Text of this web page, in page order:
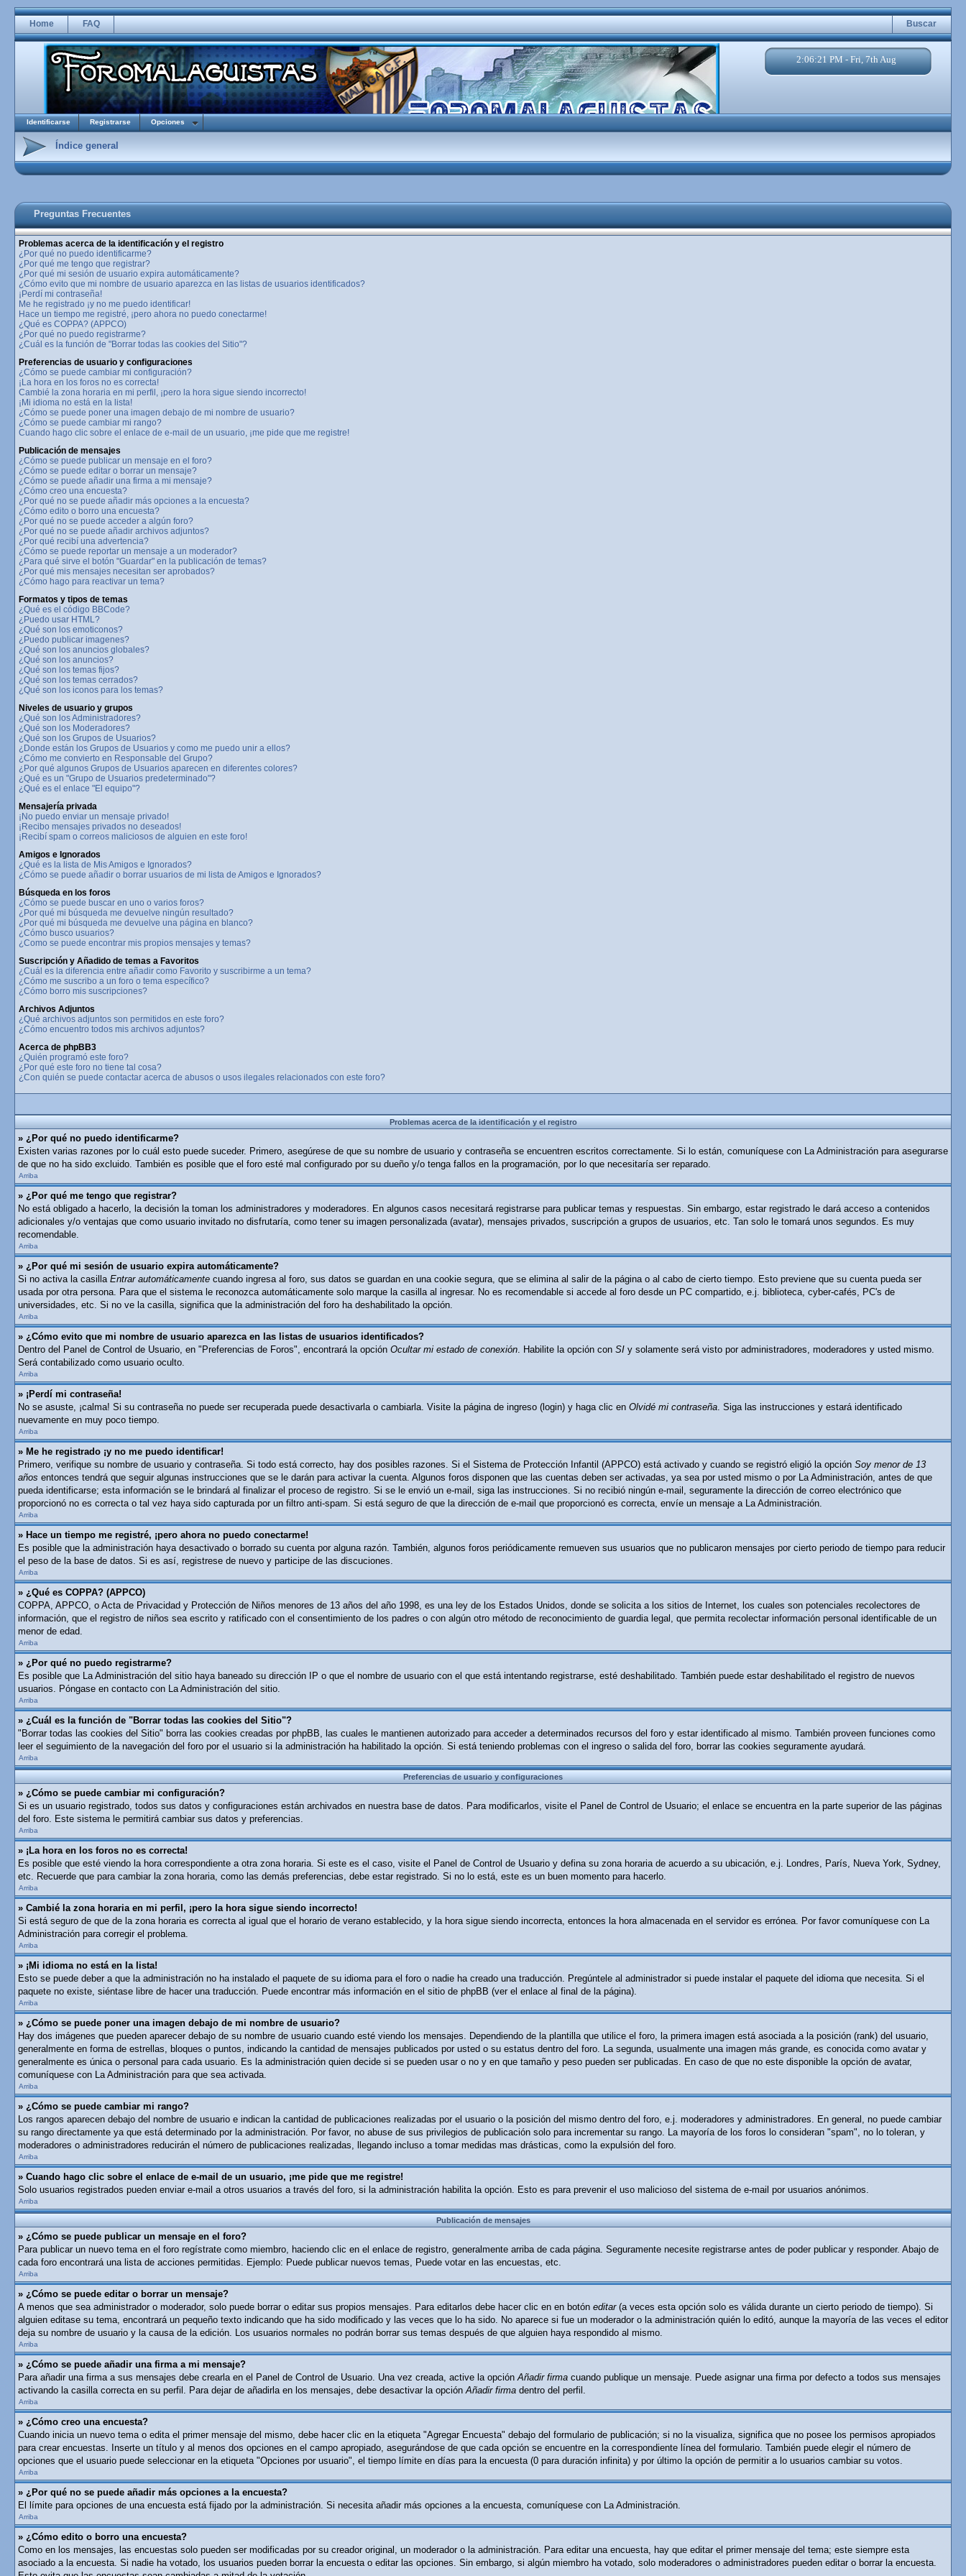
Home FAQ Buscar
2:06:22 PM - Fri, 7th Aug
Identificarse Registrarse Opciones
Índice general
Preguntas Frecuentes
Problemas acerca de la identificación y el registro
¿Por qué no puedo identificarme?
¿Por qué me tengo que registrar?
¿Por qué mi sesión de usuario expira automáticamente?
¿Cómo evito que mi nombre de usuario aparezca en las listas de usuarios identificados?
¡Perdí mi contraseña!
Me he registrado ¡y no me puedo identificar!
Hace un tiempo me registré, ¡pero ahora no puedo conectarme!
¿Qué es COPPA? (APPCO)
¿Por qué no puedo registrarme?
¿Cuál es la función de "Borrar todas las cookies del Sitio"?
Preferencias de usuario y configuraciones
¿Cómo se puede cambiar mi configuración?
¡La hora en los foros no es correcta!
Cambié la zona horaria en mi perfil, ¡pero la hora sigue siendo incorrecto!
¡Mi idioma no está en la lista!
¿Cómo se puede poner una imagen debajo de mi nombre de usuario?
¿Cómo se puede cambiar mi rango?
Cuando hago clic sobre el enlace de e-mail de un usuario, ¡me pide que me registre!
Publicación de mensajes
¿Cómo se puede publicar un mensaje en el foro?
¿Cómo se puede editar o borrar un mensaje?
¿Cómo se puede añadir una firma a mi mensaje?
¿Cómo creo una encuesta?
¿Por qué no se puede añadir más opciones a la encuesta?
¿Cómo edito o borro una encuesta?
¿Por qué no se puede acceder a algún foro?
¿Por qué no se puede añadir archivos adjuntos?
¿Por qué recibí una advertencia?
¿Cómo se puede reportar un mensaje a un moderador?
¿Para qué sirve el botón "Guardar" en la publicación de temas?
¿Por qué mis mensajes necesitan ser aprobados?
¿Cómo hago para reactivar un tema?
Formatos y tipos de temas
¿Qué es el código BBCode?
¿Puedo usar HTML?
¿Qué son los emoticonos?
¿Puedo publicar imagenes?
¿Qué son los anuncios globales?
¿Qué son los anuncios?
¿Qué son los temas fijos?
¿Qué son los temas cerrados?
¿Qué son los iconos para los temas?
Niveles de usuario y grupos
¿Qué son los Administradores?
¿Qué son los Moderadores?
¿Qué son los Grupos de Usuarios?
¿Donde están los Grupos de Usuarios y como me puedo unir a ellos?
¿Cómo me convierto en Responsable del Grupo?
¿Por qué algunos Grupos de Usuarios aparecen en diferentes colores?
¿Qué es un "Grupo de Usuarios predeterminado"?
¿Qué es el enlace "El equipo"?
Mensajería privada
¡No puedo enviar un mensaje privado!
¡Recibo mensajes privados no deseados!
¡Recibí spam o correos maliciosos de alguien en este foro!
Amigos e Ignorados
¿Qué es la lista de Mis Amigos e Ignorados?
¿Cómo se puede añadir o borrar usuarios de mi lista de Amigos e Ignorados?
Búsqueda en los foros
¿Cómo se puede buscar en uno o varios foros?
¿Por qué mi búsqueda me devuelve ningún resultado?
¿Por qué mi búsqueda me devuelve una página en blanco?
¿Cómo busco usuarios?
¿Como se puede encontrar mis propios mensajes y temas?
Suscripción y Añadido de temas a Favoritos
¿Cuál es la diferencia entre añadir como Favorito y suscribirme a un tema?
¿Cómo me suscribo a un foro o tema específico?
¿Cómo borro mis suscripciones?
Archivos Adjuntos
¿Qué archivos adjuntos son permitidos en este foro?
¿Cómo encuentro todos mis archivos adjuntos?
Acerca de phpBB3
¿Quién programó este foro?
¿Por qué este foro no tiene tal cosa?
¿Con quién se puede contactar acerca de abusos o usos ilegales relacionados con este foro?
Problemas acerca de la identificación y el registro
» ¿Por qué no puedo identificarme?
Existen varias razones por lo cuál esto puede suceder. Primero, asegúrese de que su nombre de usuario y contraseña se encuentren escritos correctamente. Si lo están, comuníquese con La Administración para asegurarse
de que no ha sido excluido. También es posible que el foro esté mal configurado por su dueño y/o tenga fallos en la programación, por lo que necesitaría ser reparado.
Arriba
» ¿Por qué me tengo que registrar?
No está obligado a hacerlo, la decisión la toman los administradores y moderadores. En algunos casos necesitará registrarse para publicar temas y respuestas. Sin embargo, estar registrado le dará acceso a contenidos
adicionales y/o ventajas que como usuario invitado no disfrutaría, como tener su imagen personalizada (avatar), mensajes privados, suscripción a grupos de usuarios, etc. Tan solo le tomará unos segundos. Es muy
recomendable.
Arriba
» ¿Por qué mi sesión de usuario expira automáticamente?
Si no activa la casilla Entrar automáticamente cuando ingresa al foro, sus datos se guardan en una cookie segura, que se elimina al salir de la página o al cabo de cierto tiempo. Esto previene que su cuenta pueda ser
usada por otra persona. Para que el sistema le reconozca automáticamente solo marque la casilla al ingresar. No es recomendable si accede al foro desde un PC compartido, e.j. biblioteca, cyber-cafés, PC's de
universidades, etc. Si no ve la casilla, significa que la administración del foro ha deshabilitado la opción.
Arriba
» ¿Cómo evito que mi nombre de usuario aparezca en las listas de usuarios identificados?
Dentro del Panel de Control de Usuario, en "Preferencias de Foros", encontrará la opción Ocultar mi estado de conexión. Habilite la opción con SI y solamente será visto por administradores, moderadores y usted mismo.
Será contabilizado como usuario oculto.
Arriba
» ¡Perdí mi contraseña!
No se asuste, ¡calma! Si su contraseña no puede ser recuperada puede desactivarla o cambiarla. Visite la página de ingreso (login) y haga clic en Olvidé mi contraseña. Siga las instrucciones y estará identificado
nuevamente en muy poco tiempo.
Arriba
» Me he registrado ¡y no me puedo identificar!
Primero, verifique su nombre de usuario y contraseña. Si todo está correcto, hay dos posibles razones. Si el Sistema de Protección Infantil (APPCO) está activado y cuando se registró eligió la opción Soy menor de 13
años entonces tendrá que seguir algunas instrucciones que se le darán para activar la cuenta. Algunos foros disponen que las cuentas deben ser activadas, ya sea por usted mismo o por La Administración, antes de que
pueda identificarse; esta información se le brindará al finalizar el proceso de registro. Si se le envió un e-mail, siga las instrucciones. Si no recibió ningún e-mail, seguramente la dirección de correo electrónico que
proporcionó no es correcta o tal vez haya sido capturada por un filtro anti-spam. Si está seguro de que la dirección de e-mail que proporcionó es correcta, envíe un mensaje a La Administración.
Arriba
» Hace un tiempo me registré, ¡pero ahora no puedo conectarme!
Es posible que la administración haya desactivado o borrado su cuenta por alguna razón. También, algunos foros periódicamente remueven sus usuarios que no publicaron mensajes por cierto periodo de tiempo para reducir
el peso de la base de datos. Si es así, registrese de nuevo y participe de las discuciones.
Arriba
» ¿Qué es COPPA? (APPCO)
COPPA, APPCO, o Acta de Privacidad y Protección de Niños menores de 13 años del año 1998, es una ley de los Estados Unidos, donde se solicita a los sitios de Internet, los cuales son potenciales recolectores de
información, que el registro de niños sea escrito y ratificado con el consentimiento de los padres o con algún otro método de reconocimiento de guardia legal, que permita recolectar información personal identificable de un
menor de edad.
Arriba
» ¿Por qué no puedo registrarme?
Es posible que La Administración del sitio haya baneado su dirección IP o que el nombre de usuario con el que está intentando registrarse, esté deshabilitado. También puede estar deshabilitado el registro de nuevos
usuarios. Póngase en contacto con La Administración del sitio.
Arriba
» ¿Cuál es la función de "Borrar todas las cookies del Sitio"?
"Borrar todas las cookies del Sitio" borra las cookies creadas por phpBB, las cuales le mantienen autorizado para acceder a determinados recursos del foro y estar identificado al mismo. También proveen funciones como
leer el seguimiento de la navegación del foro por el usuario si la administración ha habilitado la opción. Si está teniendo problemas con el ingreso o salida del foro, borrar las cookies seguramente ayudará.
Arriba
Preferencias de usuario y configuraciones
» ¿Cómo se puede cambiar mi configuración?
Si es un usuario registrado, todos sus datos y configuraciones están archivados en nuestra base de datos. Para modificarlos, visite el Panel de Control de Usuario; el enlace se encuentra en la parte superior de las páginas
del foro. Este sistema le permitirá cambiar sus datos y preferencias.
Arriba
» ¡La hora en los foros no es correcta!
Es posible que esté viendo la hora correspondiente a otra zona horaria. Si este es el caso, visite el Panel de Control de Usuario y defina su zona horaria de acuerdo a su ubicación, e.j. Londres, París, Nueva York, Sydney,
etc. Recuerde que para cambiar la zona horaria, como las demás preferencias, debe estar registrado. Si no lo está, este es un buen momento para hacerlo.
Arriba
» Cambié la zona horaria en mi perfil, ¡pero la hora sigue siendo incorrecto!
Si está seguro de que de la zona horaria es correcta al igual que el horario de verano establecido, y la hora sigue siendo incorrecta, entonces la hora almacenada en el servidor es errónea. Por favor comuníquese con La
Administración para corregir el problema.
Arriba
» ¡Mi idioma no está en la lista!
Esto se puede deber a que la administración no ha instalado el paquete de su idioma para el foro o nadie ha creado una traducción. Pregúntele al administrador si puede instalar el paquete del idioma que necesita. Si el
paquete no existe, siéntase libre de hacer una traducción. Puede encontrar más información en el sitio de phpBB (ver el enlace al final de la página).
Arriba
» ¿Cómo se puede poner una imagen debajo de mi nombre de usuario?
Hay dos imágenes que pueden aparecer debajo de su nombre de usuario cuando esté viendo los mensajes. Dependiendo de la plantilla que utilice el foro, la primera imagen está asociada a la posición (rank) del usuario,
generalmente en forma de estrellas, bloques o puntos, indicando la cantidad de mensajes publicados por usted o su estatus dentro del foro. La segunda, usualmente una imagen más grande, es conocida como avatar y
generalmente es única o personal para cada usuario. Es la administración quien decide si se pueden usar o no y en que tamaño y peso pueden ser publicadas. En caso de que no este disponible la opción de avatar,
comuníquese con La Administración para que sea activada.
Arriba
» ¿Cómo se puede cambiar mi rango?
Los rangos aparecen debajo del nombre de usuario e indican la cantidad de publicaciones realizadas por el usuario o la posición del mismo dentro del foro, e.j. moderadores y administradores. En general, no puede cambiar
su rango directamente ya que está determinado por la administración. Por favor, no abuse de sus privilegios de publicación solo para incrementar su rango. La mayoría de los foros lo consideran "spam", no lo toleran, y
moderadores o administradores reducirán el número de publicaciones realizadas, llegando incluso a tomar medidas mas drásticas, como la expulsión del foro.
Arriba
» Cuando hago clic sobre el enlace de e-mail de un usuario, ¡me pide que me registre!
Solo usuarios registrados pueden enviar e-mail a otros usuarios a través del foro, si la administración habilita la opción. Esto es para prevenir el uso malicioso del sistema de e-mail por usuarios anónimos.
Arriba
Publicación de mensajes
» ¿Cómo se puede publicar un mensaje en el foro?
Para publicar un nuevo tema en el foro regístrate como miembro, haciendo clic en el enlace de registro, generalmente arriba de cada página. Seguramente necesite registrarse antes de poder publicar y responder. Abajo de
cada foro encontrará una lista de acciones permitidas. Ejemplo: Puede publicar nuevos temas, Puede votar en las encuestas, etc.
Arriba
» ¿Cómo se puede editar o borrar un mensaje?
A menos que sea administrador o moderador, solo puede borrar o editar sus propios mensajes. Para editarlos debe hacer clic en en botón editar(a veces esta opción solo es válida durante un cierto periodo de tiempo). Si
alguien editase su tema, encontrará un pequeño texto indicando que ha sido modificado y las veces que lo ha sido. No aparece si fue un moderador o la administración quién lo editó, aunque la mayoría de las veces el editor
deja su nombre de usuario y la causa de la edición. Los usuarios normales no podrán borrar sus temas después de que alguien haya respondido al mismo.
Arriba
» ¿Cómo se puede añadir una firma a mi mensaje?
Para añadir una firma a sus mensajes debe crearla en el Panel de Control de Usuario. Una vez creada, active la opciónAñadir firma cuando publique un mensaje. Puede asignar una firma por defecto a todos sus mensajes
activando la casilla correcta en su perfil. Para dejar de añadirla en los mensajes, debe desactivar la opciónAñadir firma dentro del perfil.
Arriba
» ¿Cómo creo una encuesta?
Cuando inicia un nuevo tema o edita el primer mensaje del mismo, debe hacer clic en la etiqueta "Agregar Encuesta" debajo del formulario de publicación; si no la visualiza, significa que no posee los permisos apropiados
para crear encuestas. Inserte un título y al menos dos opciones en el campo apropiado, asegurándose de que cada opción se encuentre en la correspondiente línea del formulario. También puede elegir el número de
opciones que el usuario puede seleccionar en la etiqueta "Opciones por usuario", el tiempo límite en días para la encuesta (0 para duración infinita) y por último la opción de permitir a lo usuarios cambiar su votos.
Arriba
» ¿Por qué no se puede añadir más opciones a la encuesta?
El límite para opciones de una encuesta está fijado por la administración. Si necesita añadir más opciones a la encuesta, comuníquese con La Administración.
Arriba
» ¿Cómo edito o borro una encuesta?
Como en los mensajes, las encuestas solo pueden ser modificadas por su creador original, un moderador o la administración. Para editar una encuesta, hay que editar el primer mensaje del tema; este siempre esta
asociado a la encuesta. Si nadie ha votado, los usuarios pueden borrar la encuesta o editar las opciones. Sin embargo, si algún miembro ha votado, solo moderadores o administradores pueden editar o borrar la encuesta.